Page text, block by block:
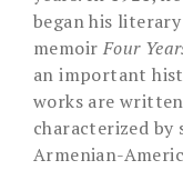
began his
memoir Four
an important
works are
characterized
Armenian-